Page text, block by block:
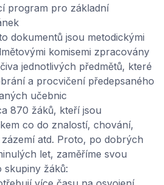
program pro základní
dokumentů jsou metodickými
komisemi zpracovány
jednotlivých předmětů, které
a procvičení předepsaného
učebnic
870 žáků, kteří jsou
co do znalostí, chování,
atd. Proto, po dobrých
let, zaměříme svou
žáků: